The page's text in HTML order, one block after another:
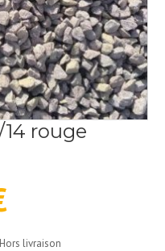
14 rouge
Hors livraison